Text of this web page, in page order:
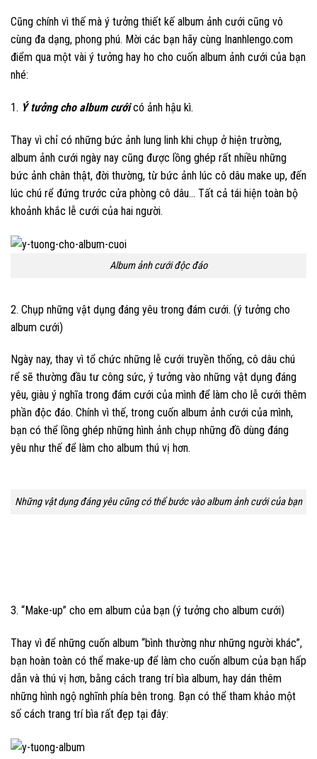
Cũng chính vì thế mà ý tưởng thiết kế album ảnh cưới cũng vô
cùng đa dạng, phong phú. Mời các bạn hãy cùng Inanhlengo.com
điểm qua một vài ý tưởng hay ho cho cuốn album ảnh cưới của bạn
nhé:
1. Ý tưởng cho album cướicó ảnh hậu kì.
Thay vì chỉ có những bức ảnh lung linh khi chụp ở hiện trường,
album ảnh cưới ngày nay cũng được lồng ghép rất nhiều những
bức ảnh chân thật, đời thường, từ bức ảnh lúc cô dâu make up, đến
lúc chú rể đứng trước cửa phòng cô dâu… Tất cả tái hiện toàn bộ
khoảnh khắc lễ cưới của hai người.
Album ảnh cưới độc đáo
2. Chụp những vật dụng đáng yêu trong đám cưới. (ý tưởng cho
album cưới)
Ngày nay, thay vì tổ chức những lễ cưới truyền thống, cô dâu chú
rể sẽ thường đầu tư công sức, ý tưởng vào những vật dụng đáng
yêu, giàu ý nghĩa trong đám cưới của mình để làm cho lễ cưới thêm
phần độc đáo. Chính vì thế, trong cuốn album ảnh cưới của mình,
bạn có thể lồng ghép những hình ảnh chụp những đồ dùng đáng
yêu như thế để làm cho album thú vị hơn.
Những vật dụng đáng yêu cũng có thể bước vào album ảnh cưới của bạn
3. “Make-up” cho em album của bạn (ý tưởng cho album cưới)
Thay vì để những cuốn album “bình thường như những người khác”,
bạn hoàn toàn có thể make-up để làm cho cuốn album của bạn hấp
dẫn và thú vị hơn, bằng cách trang trí bìa album, hay dán thêm
những hình ngộ nghĩnh phía bên trong. Bạn có thể tham khảo một
số cách trang trí bìa rất đẹp tại đây: